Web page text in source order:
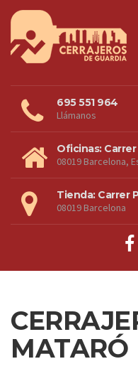
695 551 964
Llámanos
Oficinas: Carrer
08019 Barcelona,
Tienda: Carrer
08019 Barcelona
MATARÓ